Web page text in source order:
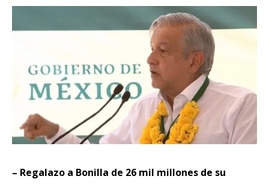
– Regalazo a Bonilla de 26 mil millones de su